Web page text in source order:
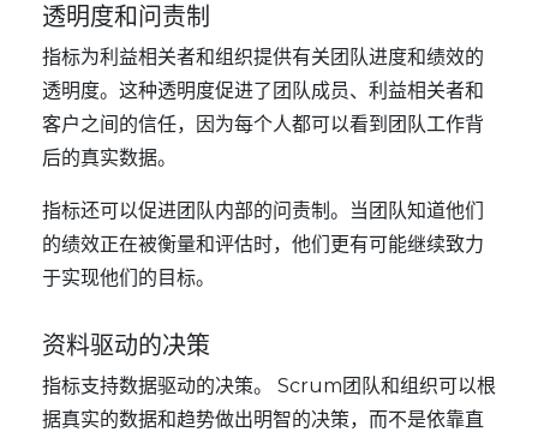
透明度和问责制
指标为利益相关者和组织提供有关团队进度和绩效的
透明度。这种透明度促进了团队成员、利益相关者和
客户之间的信任，因为每个人都可以看到团队工作背
后的真实数据。
指标还可以促进团队内部的问责制。当团队知道他们
的绩效正在被衡量和评估时，他们更有可能继续致力
于实现他们的目标。
资料驱动的决策
指标支持数据驱动的决策。 Scrum团队和组织可以根
据真实的数据和趋势做出明智的决策，而不是依靠直